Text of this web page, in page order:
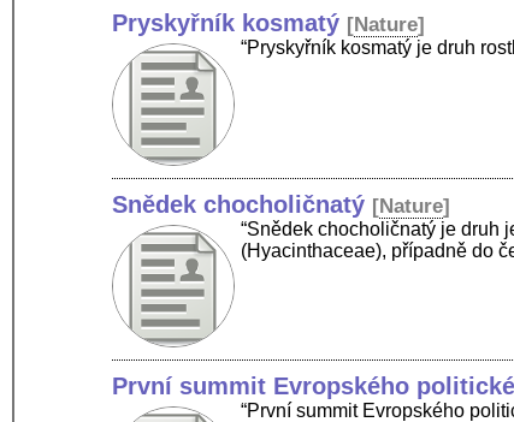
Pryskyřník kosmatý [Nature]
“Pryskyřník kosmatý je druh
Snědek chocholičnatý [Nature]
“Snědek chocholičnatý je druh
(Hyacinthaceae), případně do
První summit Evropského
“První summit Evropského